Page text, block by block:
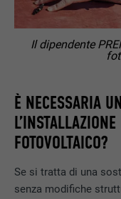
È NECESSARIA
FOTOVOLTAICO?
Se si tratta di una
senza modifiche
Il dipendente